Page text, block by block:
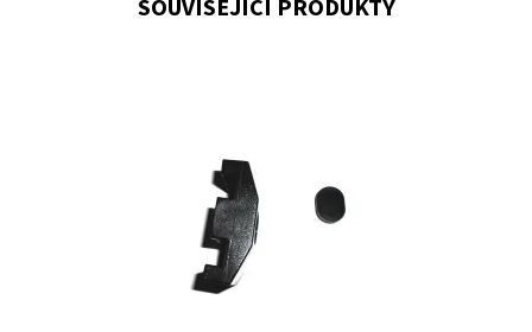
SOUVISEJÍCÍ PRODUKTY
uchycení pletiva ke sloupkům jeklovým (hranatým) 60x60
mm univerzálnost pro přichycení...
Na centrálním skladě
7008758-123
Betafence